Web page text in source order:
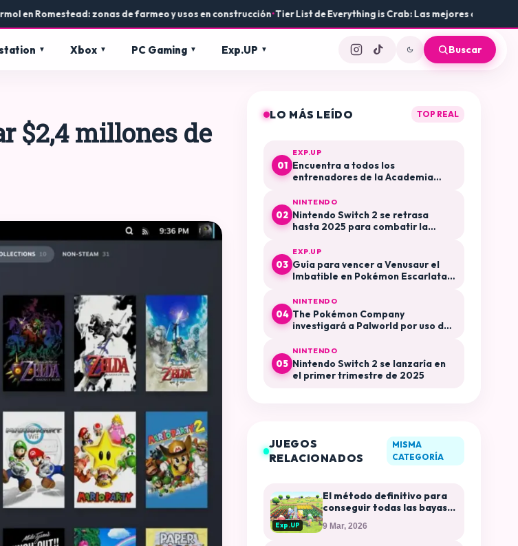
Romestead: zonas de farmeo y usos en construcción•Tier List de Everything is Crab: Las mejores armas y
Xbox PC Gaming Exp.UP Buscar
$2,4 millones de
LO MÁS LEÍDO TOP REAL
01
EXP.UP
Encuentra a todos los
entrenadores de la Academia
Púrpura El Disco Índigo
02
NINTENDO
Nintendo Switch 2 se retrasa
hasta 2025 para combatir la
03
EXP.UP
Guía para vencer a Venusaur el
Imbatible en Pokémon Escarlata y
04
NINTENDO
The Pokémon Company
investigará a Palworld por uso de
05
NINTENDO
Nintendo Switch 2 se lanzaría en
el primer trimestre de 2025
JUEGOS
RELACIONADOS
MISMA
CATEGORÍA
Exp.UP
El método definitivo para
conseguir todas las bayas
9 Mar, 2026